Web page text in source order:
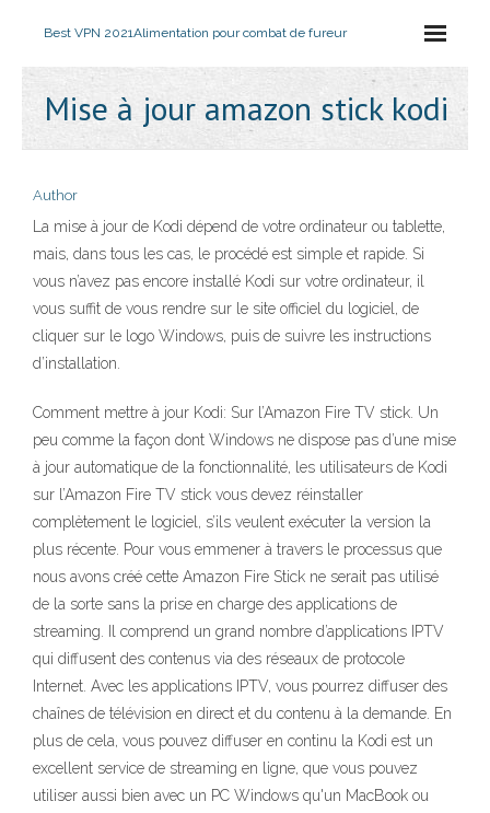
Best VPN 2021Alimentation pour combat de fureur
Mise à jour amazon stick kodi
Author
La mise à jour de Kodi dépend de votre ordinateur ou tablette,
mais, dans tous les cas, le procédé est simple et rapide. Si
vous n’avez pas encore installé Kodi sur votre ordinateur, il
vous suffit de vous rendre sur le site officiel du logiciel, de
cliquer sur le logo Windows, puis de suivre les instructions
d’installation.
Comment mettre à jour Kodi: Sur l’Amazon Fire TV stick. Un
peu comme la façon dont Windows ne dispose pas d’une mise
à jour automatique de la fonctionnalité, les utilisateurs de Kodi
sur l’Amazon Fire TV stick vous devez réinstaller
complètement le logiciel, s’ils veulent exécuter la version la
plus récente. Pour vous emmener à travers le processus que
nous avons créé cette Amazon Fire Stick ne serait pas utilisé
de la sorte sans la prise en charge des applications de
streaming. Il comprend un grand nombre d’applications IPTV
qui diffusent des contenus via des réseaux de protocole
Internet. Avec les applications IPTV, vous pourrez diffuser des
chaînes de télévision en direct et du contenu à la demande. En
plus de cela, vous pouvez diffuser en continu la Kodi est un
excellent service de streaming en ligne, que vous pouvez
utiliser aussi bien avec un PC Windows qu'un MacBook ou